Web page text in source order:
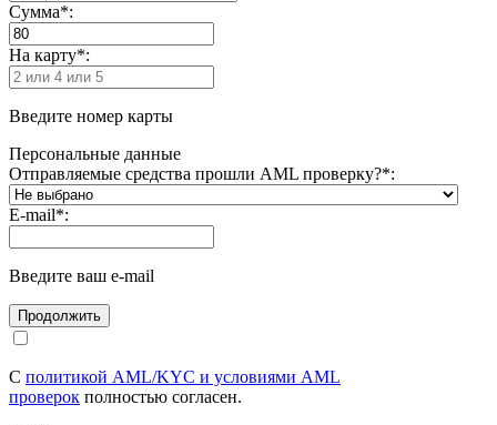
Сумма*:
На карту*:
Введите номер карты
Персональные данные
Отправляемые средства прошли AML проверку?*:
E-mail*:
Введите ваш e-mail
С политикой AML/KYC и условиями AML
проверок полностью согласен.